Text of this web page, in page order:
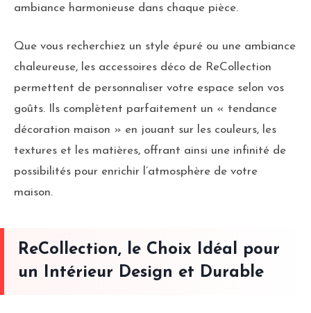
ambiance harmonieuse dans chaque pièce.
Que vous recherchiez un style épuré ou une ambiance
chaleureuse, les accessoires déco de ReCollection
permettent de personnaliser votre espace selon vos
goûts. Ils complètent parfaitement un « tendance
décoration maison » en jouant sur les couleurs, les
textures et les matières, offrant ainsi une infinité de
possibilités pour enrichir l’atmosphère de votre
maison.
ReCollection, le Choix Idéal pour
un Intérieur Design et Durable